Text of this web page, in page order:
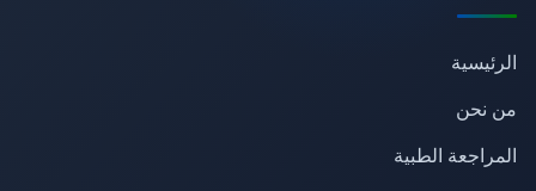
الرئيسية
من نحن
المراجعة الطبية